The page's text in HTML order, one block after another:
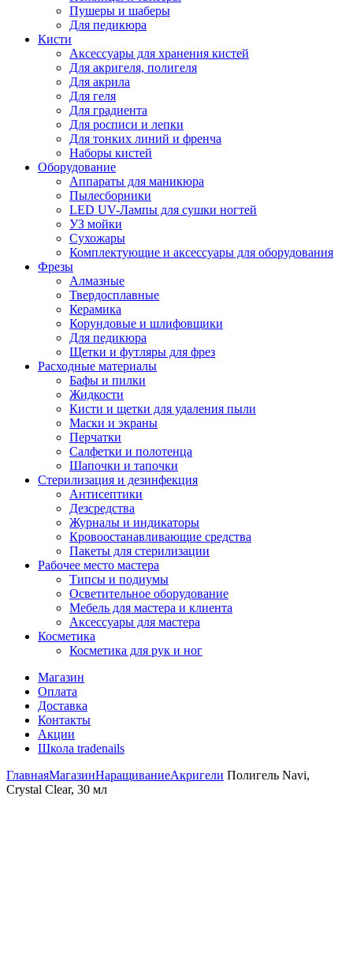
Пушеры и шаберы
Для педикюра
Кисти
Аксессуары для хранения кистей
Для акригеля, полигеля
Для акрила
Для геля
Для градиента
Для росписи и лепки
Для тонких линий и френча
Наборы кистей
Оборудование
Аппараты для маникюра
Пылесборники
LED UV-Лампы для сушки ногтей
УЗ мойки
Сухожары
Комплектующие и аксессуары для оборудования
Фрезы
Алмазные
Твердосплавные
Керамика
Корундовые и шлифовщики
Для педикюра
Щетки и футляры для фрез
Расходные материалы
Бафы и пилки
Жидкости
Кисти и щетки для удаления пыли
Маски и экраны
Перчатки
Салфетки и полотенца
Шапочки и тапочки
Стерилизация и дезинфекция
Антисептики
Дезсредства
Журналы и индикаторы
Кровоостанавливающие средства
Пакеты для стерилизации
Рабочее место мастера
Типсы и подиумы
Осветительное оборудование
Мебель для мастера и клиента
Аксессуары для мастера
Косметика
Косметика для рук и ног
Магазин
Оплата
Доставка
Контакты
Акции
Школа tradenails
ГлавнаяМагазинНаращиваниеАкригели Полигель Navi,
Crystal Clear, 30 мл